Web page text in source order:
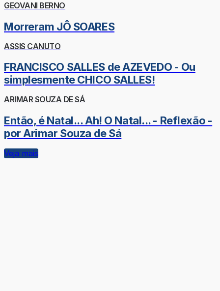
GEOVANI BERNO
Morreram JÔ SOARES
ASSIS CANUTO
FRANCISCO SALLES de AZEVEDO - Ou
simplesmente CHICO SALLES!
ARIMAR SOUZA DE SÁ
Então, é Natal... Ah! O Natal... - Reflexão -
por Arimar Souza de Sá
Veja mais